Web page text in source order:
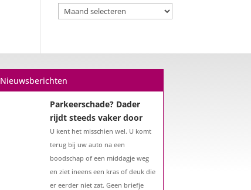
Archieven
Nieuwsberichten
57e? Er zijn zeker
mogelijkheden
hypotheek als u 57 jaar of ouder
bent?...
Parkeerschade? Dader
rijdt steeds vaker door
U kent het misschien wel. U komt
terug bij uw auto na een